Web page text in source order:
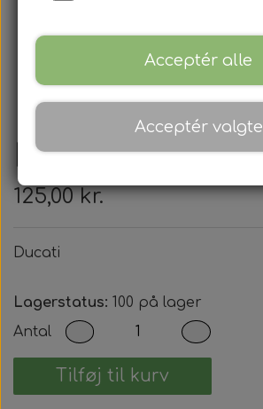
Ducati
125,00 kr.
Ducati
Lagerstatus: 100 på lager
Antal
Tilføj til kurv
Acceptér alle
Acceptér valgte